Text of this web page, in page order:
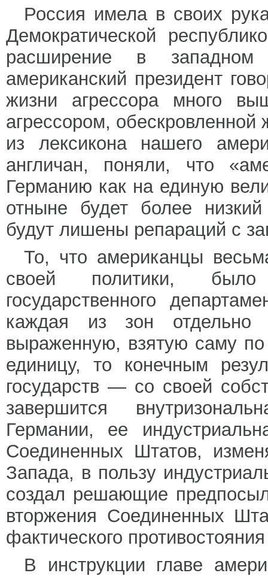
Россия имела в своих
Демократической
расширение в западном
американский президент
жизни агрессора много
агрессором,
из лексикона нашего
англичан, поняли, что
Германию как на единую
отныне будет более
будут лишены репараций с
То, что американцы
своей политики,
государственного
каждая из зон отдельно
выраженную, взятую саму
единицу, то конечным
государств — со своей
завершится
Германии, ее
Соединенных Штатов,
Запада, в пользу
создал решающие
вторжения Соединенных
фактического
В инструкции главе